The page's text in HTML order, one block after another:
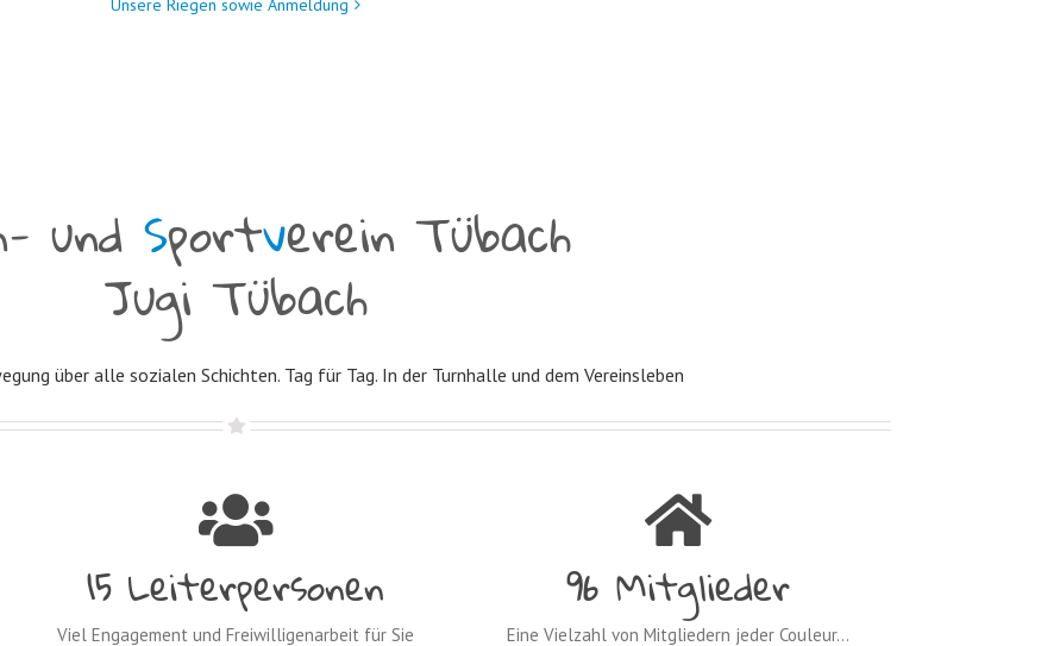
Unsere Riegen sowie Anmeldung
und Sportverein Tübach
Jugi Tübach
über alle sozialen Schichten. Tag für Tag. In der Turnhalle und dem Vereinsleben
16 Leiterpersonen
Viel Engagement und Freiwilligenarbeit für Sie
102 Mitglieder
Eine Vielzahl von Mitgliedern jeder Couleur…